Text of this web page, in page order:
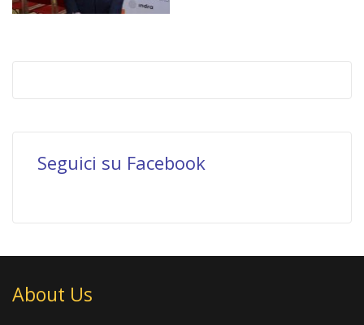
Seguici su Facebook
About Us